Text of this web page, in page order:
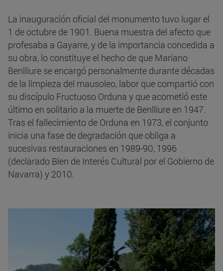
La inauguración oficial del monumento tuvo lugar el
1 de octubre de 1901. Buena muestra del afecto que
profesaba a Gayarre, y de la importancia concedida a
su obra, lo constituye el hecho de que Mariano
Benlliure se encargó personalmente durante décadas
de la limpieza del mausoleo, labor que compartió con
su discípulo Fructuoso Orduna y que acometió este
último en solitario a la muerte de Benlliure en 1947.
Tras el fallecimiento de Orduna en 1973, el conjunto
inicia una fase de degradación que obliga a
sucesivas restauraciones en 1989-90, 1996
(declarado Bien de Interés Cultural por el Gobierno de
Navarra) y 2010.